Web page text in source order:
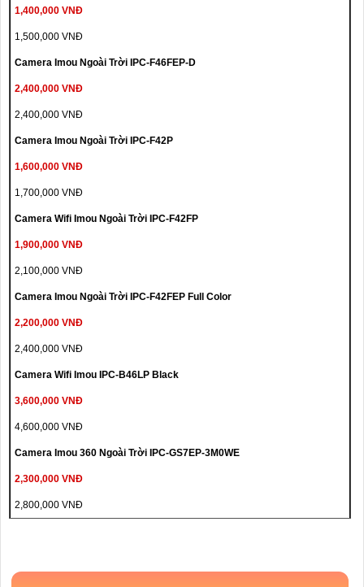
1,400,000 VNĐ
1,500,000 VNĐ
Camera Imou Ngoài Trời IPC-F46FEP-D
2,400,000 VNĐ
2,400,000 VNĐ
Camera Imou Ngoài Trời IPC-F42P
1,600,000 VNĐ
1,700,000 VNĐ
Camera Wifi Imou Ngoài Trời IPC-F42FP
1,900,000 VNĐ
2,100,000 VNĐ
Camera Imou Ngoài Trời IPC-F42FEP Full Color
2,200,000 VNĐ
2,400,000 VNĐ
Camera Wifi Imou IPC-B46LP Black
3,600,000 VNĐ
4,600,000 VNĐ
Camera Imou 360 Ngoài Trời IPC-GS7EP-3M0WE
2,300,000 VNĐ
2,800,000 VNĐ